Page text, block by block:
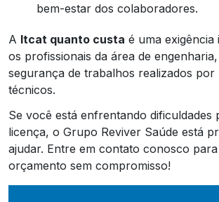
bem-estar dos colaboradores.
A ltcat quanto custa é uma
os profissionais da área de
segurança de trabalhos realizados por
técnicos.
Se você está enfrentando dificuldades
licença, o Grupo Reviver Saúde está
ajudar. Entre em contato conosco
orçamento sem compromisso!